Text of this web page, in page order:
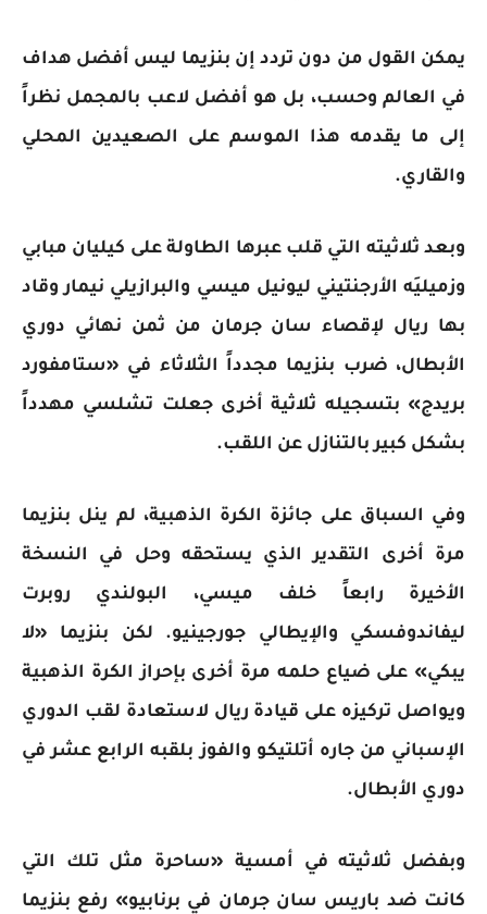
يمكن القول من دون تردد إن بنزيما ليس أفضل هداف
في العالم وحسب، بل هو أفضل لاعب بالمجمل نظراً
إلى ما يقدمه هذا الموسم على الصعيدين المحلي
والقاري.
وبعد ثلاثيته التي قلب عبرها الطاولة على كيليان مبابي
وزميليَه الأرجنتيني ليونيل ميسي والبرازيلي نيمار وقاد
بها ريال لإقصاء سان جرمان من ثمن نهائي دوري
الأبطال، ضرب بنزيما مجدداً الثلاثاء في «ستامفورد
بريدج» بتسجيله ثلاثية أخرى جعلت تشلسي مهدداً
بشكل كبير بالتنازل عن اللقب.
وفي السباق على جائزة الكرة الذهبية، لم ينل بنزيما
مرة أخرى التقدير الذي يستحقه وحل في النسخة
الأخيرة رابعاً خلف ميسي، البولندي روبرت
ليفاندوفسكي والإيطالي جورجينيو. لكن بنزيما «لا
يبكي» على ضياع حلمه مرة أخرى بإحراز الكرة الذهبية
ويواصل تركيزه على قيادة ريال لاستعادة لقب الدوري
الإسباني من جاره أتلتيكو والفوز بلقبه الرابع عشر في
دوري الأبطال.
وبفضل ثلاثيته في أمسية «ساحرة مثل تلك التي
كانت ضد باريس سان جرمان في برنابيو» رفع بنزيما